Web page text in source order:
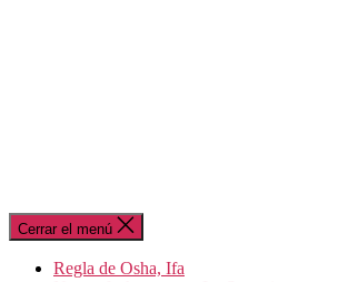
Cerrar el menú
Regla de Osha, Ifa